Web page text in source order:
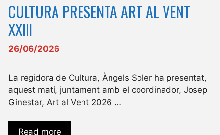
CULTURA PRESENTA ART AL VENT
XXIII
26/06/2026
La regidora de Cultura, Àngels Soler ha presentat,
aquest matí, juntament amb el coordinador, Josep
Ginestar, Art al Vent 2026 …
Read more